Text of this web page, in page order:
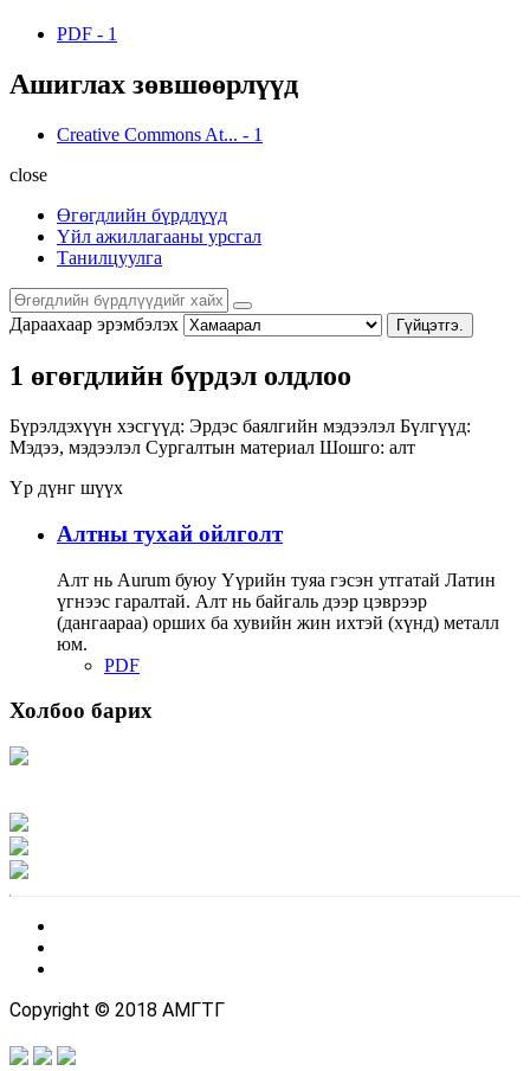
PDF - 1
Ашиглах зөвшөөрлүүд
Creative Commons At... - 1
close
Өгөгдлийн бүрдлүүд
Үйл ажиллагааны урсгал
Танилцуулга
Дараахаар эрэмбэлэх Гүйцэтгэ.
1 өгөгдлийн бүрдэл олдлоо
Бүрэлдэхүүн хэсгүүд: Эрдэс баялгийн мэдээлэл Бүлгүүд:
Мэдээ, мэдээлэл Сургалтын материал Шошго: алт
Үр дүнг шүүх
Алтны тухай ойлголт
Алт нь Аurum буюу Үүрийн туяа гэсэн утгатай Латин
үгнээс гаралтай. Алт нь байгаль дээр цэврээр
(дангаараа) орших ба хувийн жин ихтэй (хүнд) металл
юм.
PDF
Холбоо барих
Copyright © 2018 АМГТГ